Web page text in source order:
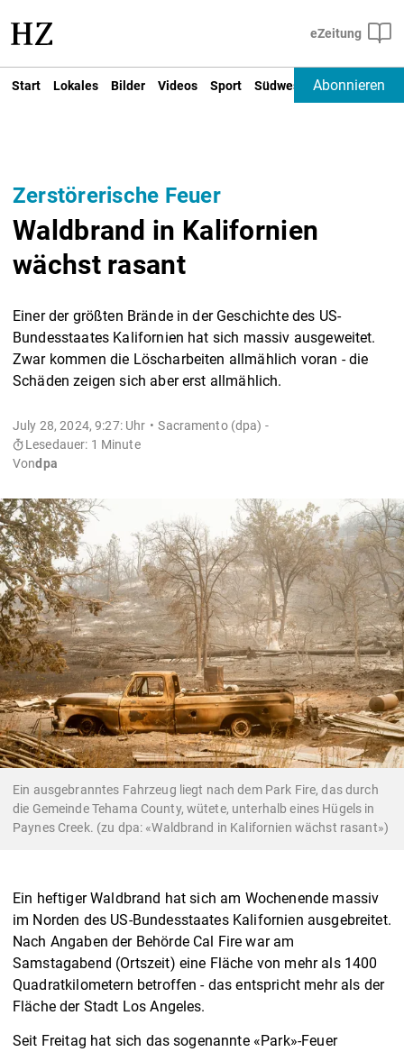
Start Lokales Bilder Videos Sport Südwest Deutschland
Abonnieren
Zerstörerische Feuer
Waldbrand in Kalifornien
wächst rasant
Einer der größten Brände in der Geschichte des US-
Bundesstaates Kalifornien hat sich massiv ausgeweitet.
Zwar kommen die Löscharbeiten allmählich voran - die
Schäden zeigen sich aber erst allmählich.
July 28, 2024, 9:27: Uhr
Sacramento (dpa) -
Lesedauer: 1 Minute
Vondpa
Ein ausgebranntes Fahrzeug liegt nach dem Park Fire, das durch
die Gemeinde Tehama County, wütete, unterhalb eines Hügels in
Paynes Creek. (zu dpa: «Waldbrand in Kalifornien wächst rasant»)
Ein heftiger Waldbrand hat sich am Wochenende massiv
im Norden des US-Bundesstaates Kalifornien ausgebreitet.
Nach Angaben der Behörde Cal Fire war am
Samstagabend (Ortszeit) eine Fläche von mehr als 1400
Quadratkilometern betroffen - das entspricht mehr als der
Fläche der Stadt Los Angeles.
Seit Freitag hat sich das sogenannte «Park»-Feuer